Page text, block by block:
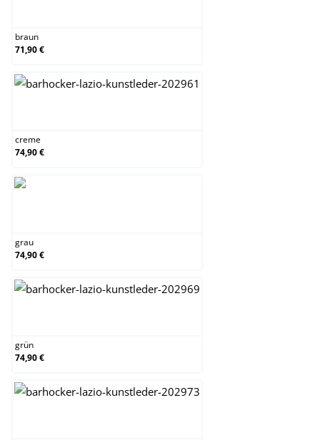
braun
71,90 €
creme
74,90 €
grau
74,90 €
grün
74,90 €